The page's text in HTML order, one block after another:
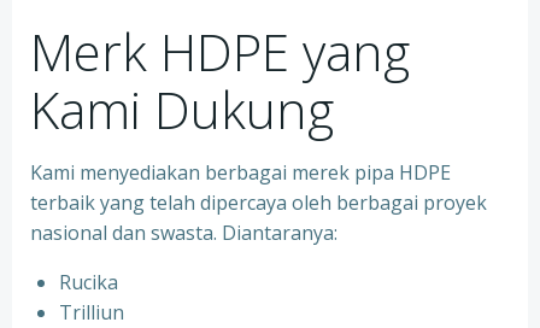
Merk HDPE yang
Kami Dukung
Kami menyediakan berbagai merek pipa HDPE
terbaik yang telah dipercaya oleh berbagai proyek
nasional dan swasta. Diantaranya:
Rucika
Trilliun